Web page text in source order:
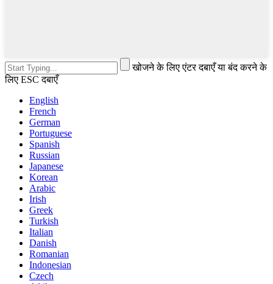
खोजने के लिए एंटर दबाएँ या बंद करने के
लिए ESC दबाएँ
English
French
German
Portuguese
Spanish
Russian
Japanese
Korean
Arabic
Irish
Greek
Turkish
Italian
Danish
Romanian
Indonesian
Czech